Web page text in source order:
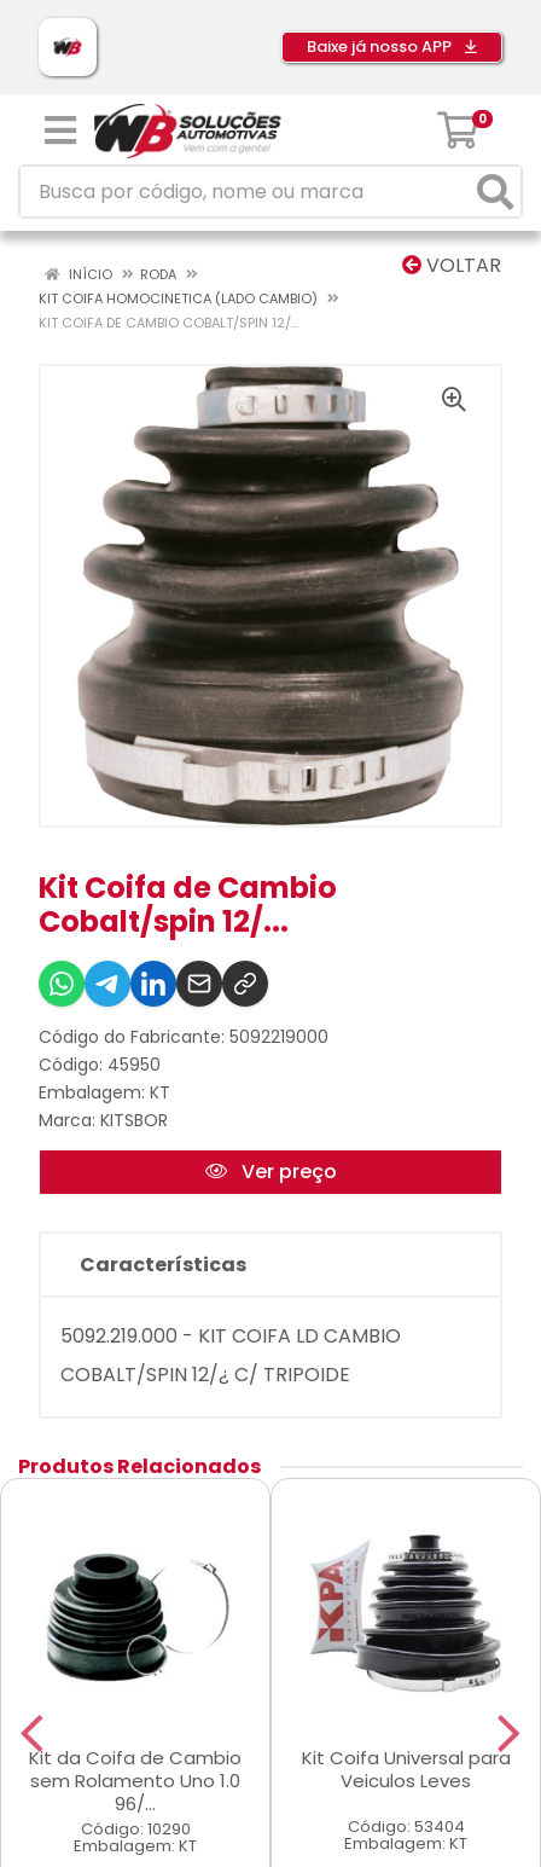
Baixe já nosso APP
0
VOLTAR
INÍCIO
RODA
KIT COIFA HOMOCINETICA (LADO CAMBIO)
KIT COIFA DE CAMBIO COBALT/SPIN 12/...
Kit Coifa de Cambio
Cobalt/spin 12/...
Código do Fabricante: 5092219000
Código: 45950
Embalagem: KT
Marca: KITSBOR
Ver preço
Características
5092.219.000 - KIT COIFA LD CAMBIO
COBALT/SPIN 12/¿ C/ TRIPOIDE
Produtos Relacionados
Kit da Coifa de Cambio
sem Rolamento Uno 1.0
96/...
Código: 10290
Embalagem: KT
Kit Coifa Universal para
Veiculos Leves
Código: 53404
Embalagem: KT